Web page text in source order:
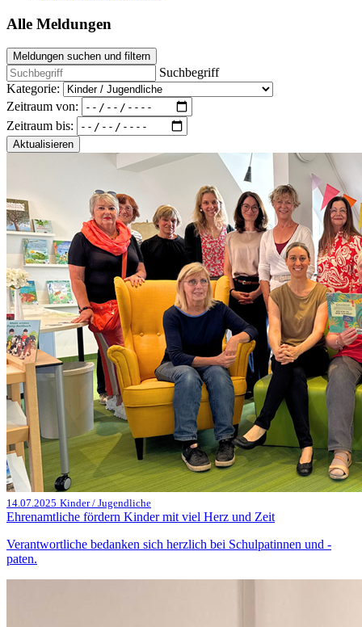
Alle Meldungen
Meldungen suchen und filtern
Suchbegriff
Kategorie:
Zeitraum von:
Zeitraum bis:
Aktualisieren
14.07.2025 Kinder / Jugendliche
Ehrenamtliche fördern Kinder mit viel Herz und Zeit
Verantwortliche bedanken sich herzlich bei Schulpatinnen und -
paten.